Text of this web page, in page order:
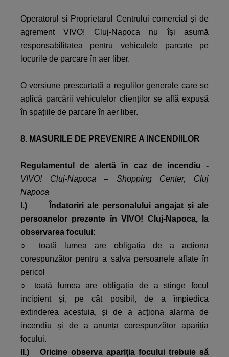
Operatorul si Proprietarul Centrului comercial și de
agrement VIVO! Cluj-Napoca nu își asumă
responsabilitatea pentru vehiculele parcate pe
locurile de parcare în aer liber.
O versiune prescurtată a regulilor generale care se
aplică parcării vehiculelor clienților se află expusă
în spațiile de parcare în aer liber.
8. MASURILE DE PREVENIRE A INCENDIILOR
Regulamentul de alertă în caz de incendiu -
VIVO! Cluj-Napoca – Shopping Center, Cluj
Napoca
I.) Îndatoriri ale personalului angajat și ale
persoanelor prezente în VIVO! Cluj-Napoca, la
observarea focului:
○ toată lumea are obligația de a acționa
corespunzător pentru a salva persoanele aflate în
pericol
○ toată lumea are obligația de a stinge focul
incipient și, pe cât posibil, de a împiedica
extinderea acestuia, și de a acționa alarma de
incendiu și de a anunța corespunzător apariția
focului.
II.) Oricine observa apariția focului trebuie să